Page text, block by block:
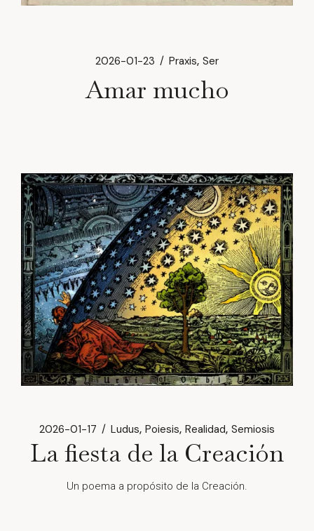
2026-01-23 Praxis Ser
Amar mucho
2026-01-17 Ludus Poiesis Realidad Semiosis
La fiesta de la Creación
Un poema a propósito de la Creación.